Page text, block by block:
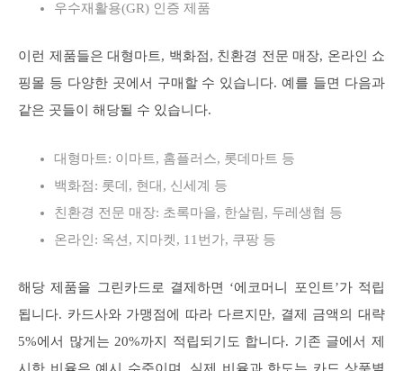
우수재활용(GR) 인증 제품
이런 제품들은 대형마트, 백화점, 친환경 전문 매장, 온라인 쇼
핑몰 등 다양한 곳에서 구매할 수 있습니다. 예를 들면 다음과
같은 곳들이 해당될 수 있습니다.
대형마트: 이마트, 홈플러스, 롯데마트 등
백화점: 롯데, 현대, 신세계 등
친환경 전문 매장: 초록마을, 한살림, 두레생협 등
온라인: 옥션, 지마켓, 11번가, 쿠팡 등
해당 제품을 그린카드로 결제하면 ‘에코머니 포인트’가 적립
됩니다. 카드사와 가맹점에 따라 다르지만, 결제 금액의 대략
5%에서 많게는 20%까지 적립되기도 합니다. 기존 글에서 제